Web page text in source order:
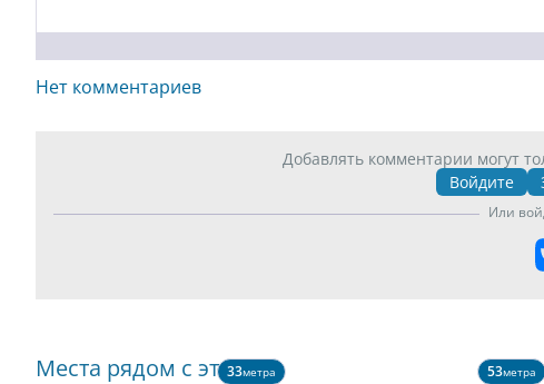
Нет комментариев
Добавлять комментарии могут
Войдите
Или
Места рядом с этим
33метра 53метра